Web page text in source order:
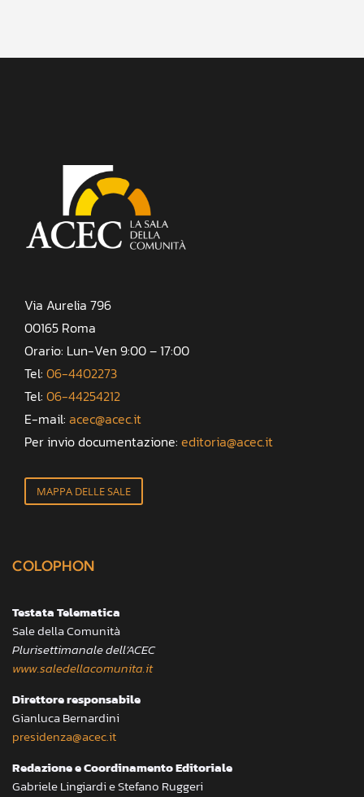
Via Aurelia 796
00165 Roma
Orario: Lun-Ven 9:00 – 17:00
Tel: 06-4402273
Tel: 06-44254212
E-mail: acec@acec.it
Per invio documentazione: editoria@acec.it
MAPPA DELLE SALE
COLOPHON
Testata Telematica
Sale della Comunità
Plurisettimanale dell’ACEC
www.saledellacomunita.it
Direttore responsabile
Gianluca Bernardini
presidenza@acec.it
Redazione e Coordinamento Editoriale
Gabriele Lingiardi e Stefano Ruggeri